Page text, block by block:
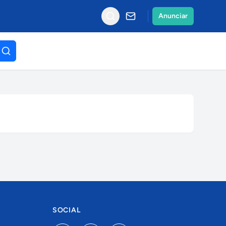
Anunciar
SOCIAL